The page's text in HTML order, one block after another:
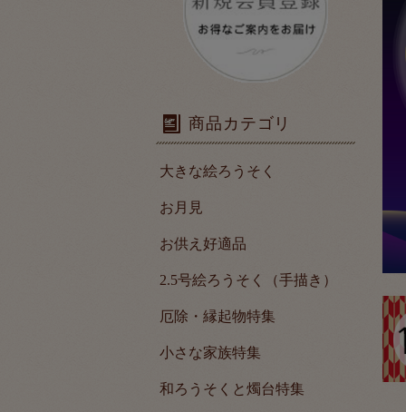
商品カテゴリ
大きな絵ろうそく
お月見
お供え好適品
2.5号絵ろうそく（手描き）
厄除・縁起物特集
小さな家族特集
和ろうそくと燭台特集